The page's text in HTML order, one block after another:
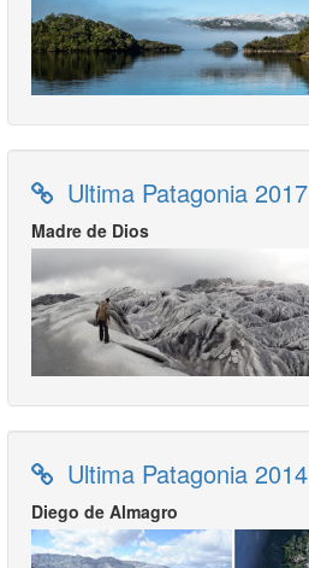
Ultima Patagonia 2017
Madre de Dios
Ultima Patagonia 2014
Diego de Almagro